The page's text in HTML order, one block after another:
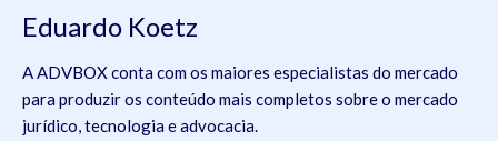
Eduardo Koetz
A ADVBOX conta com os maiores especialistas do mercado
para produzir os conteúdo mais completos sobre o mercado
jurídico, tecnologia e advocacia.